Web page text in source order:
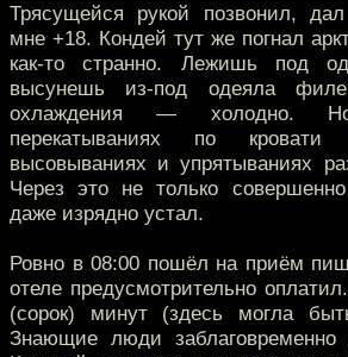
Трясущейся рукой позвонил,
мне +18. Кондей тут же погнал
как-то странно. Лежишь под
высунешь из-под одеяла
охлаждения — холодно.
перекатываниях по
высовываниях и упрятываниях
Через это не только
даже изрядно устал.
Ровно в 08:00 пошёл на приём
отеле предусмотрительно
(сорок) минут (здесь могла
Знающие люди